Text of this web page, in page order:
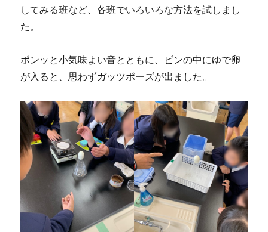
してみる班など、各班でいろいろな方法を試しまし
た。
ポンッと小気味よい音とともに、ビンの中にゆで卵
が入ると、思わずガッツポーズが出ました。